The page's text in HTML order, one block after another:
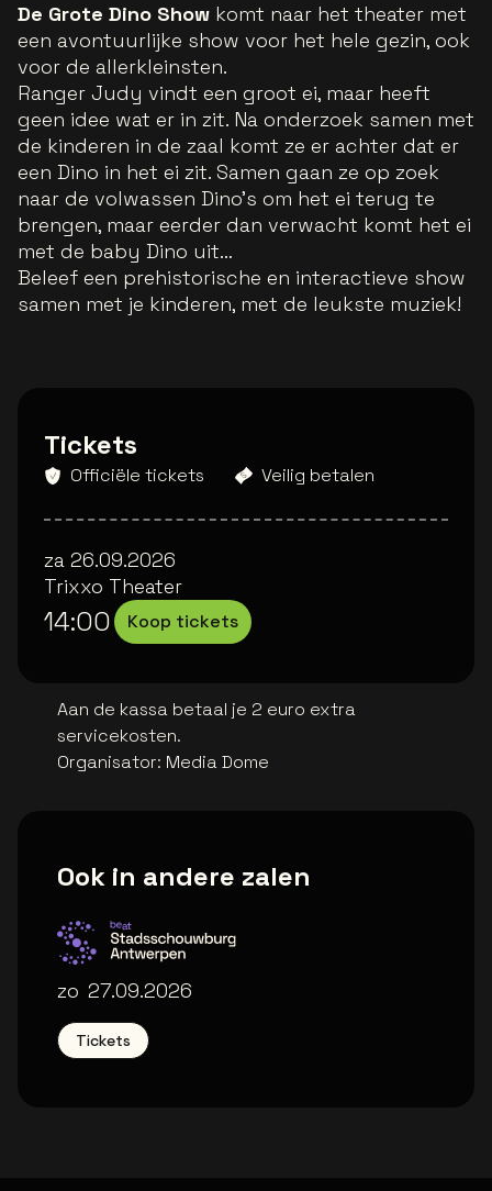
De Grote Dino Show komt naar het theater met
een avontuurlijke show voor het hele gezin, ook
voor de allerkleinsten.
Ranger Judy vindt een groot ei, maar heeft
geen idee wat er in zit. Na onderzoek samen met
de kinderen in de zaal komt ze er achter dat er
een Dino in het ei zit. Samen gaan ze op zoek
naar de volwassen Dino’s om het ei terug te
brengen, maar eerder dan verwacht komt het ei
met de baby Dino uit…
Beleef een prehistorische en interactieve show
samen met je kinderen, met de leukste muziek!
Tickets
Officiële tickets Veilig betalen
za 26.09.2026
Trixxo Theater
14:00 Koop tickets
Aan de kassa betaal je 2 euro extra
servicekosten.
Organisator: Media Dome
Ook in andere zalen
Stadsschouwburg Antwerpen
zo 27.09.2026
Tickets